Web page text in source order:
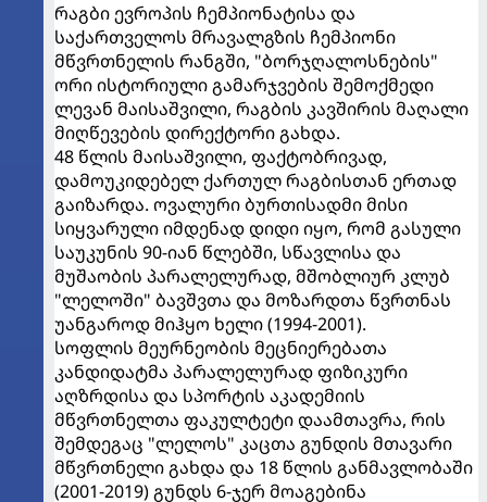
რაგბი ევროპის ჩემპიონატისა და
საქართველოს მრავალგზის ჩემპიონი
მწვრთნელის რანგში, "ბორჯღალოსნების"
ორი ისტორიული გამარჯვების შემოქმედი
ლევან მაისაშვილი, რაგბის კავშირის მაღალი
მიღწევების დირექტორი გახდა.
48 წლის მაისაშვილი, ფაქტობრივად,
დამოუკიდებელ ქართულ რაგბისთან ერთად
გაიზარდა. ოვალური ბურთისადმი მისი
სიყვარული იმდენად დიდი იყო, რომ გასული
საუკუნის 90-იან წლებში, სწავლისა და
მუშაობის პარალელურად, მშობლიურ კლუბ
"ლელოში" ბავშვთა და მოზარდთა წვრთნას
უანგაროდ მიჰყო ხელი (1994-2001).
სოფლის მეურნეობის მეცნიერებათა
კანდიდატმა პარალელურად ფიზიკური
აღზრდისა და სპორტის აკადემიის
მწვრთნელთა ფაკულტეტი დაამთავრა, რის
შემდეგაც "ლელოს" კაცთა გუნდის მთავარი
მწვრთნელი გახდა და 18 წლის განმავლობაში
(2001-2019) გუნდს 6-ჯერ მოაგებინა